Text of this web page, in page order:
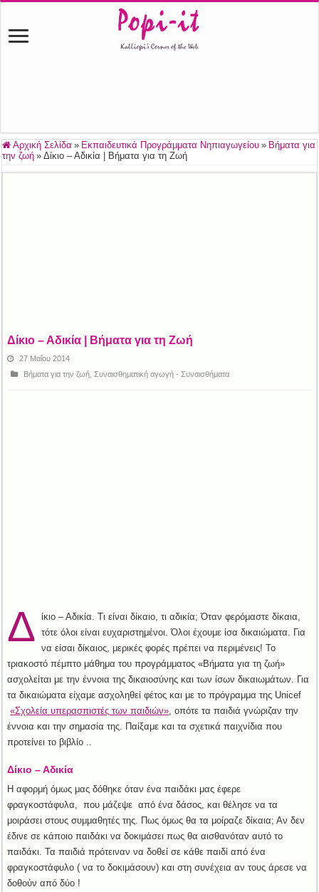
Αρχική Σελίδα » Εκπαιδευτικά Προγράμματα Νηπιαγωγείου » Βήματα για
την ζωή » Δίκιο – Αδικία | Βήματα για τη Ζωή
Δίκιο – Αδικία | Βήματα για τη Ζωή
27 Μαΐου 2014
Βήματα για την ζωή ,Συναισθηματική αγωγή - Συναισθήματα
Δ
ίκιο – Αδικία. Τι είναι δίκαιο, τι αδικία; Όταν φερόμαστε δίκαια,
τότε όλοι είναι ευχαριστημένοι. Όλοι έχουμε ίσα δικαιώματα. Για
να είσαι δίκαιος, μερικές φορές πρέπει να περιμένεις! Το
τριακοστό πέμπτο μάθημα του προγράμματος «Βήματα για τη ζωή»
ασχολείται με την έννοια της δικαιοσύνης και των ίσων δικαιωμάτων. Για
τα δικαιώματα είχαμε ασχοληθεί φέτος και με το πρόγραμμα της Unicef
«Σχολεία υπερασπιστές των παιδιών» , οπότε τα παιδιά γνώριζαν την
έννοια και την σημασία της. Παίξαμε και τα σχετικά παιχνίδια που
προτείνει το βιβλίο ..
Δίκιο – Αδικία
Η αφορμή όμως μας δόθηκε όταν ένα παιδάκι μας έφερε
φραγκοστάφυλα, που μάζεψε από ένα δάσος, και θέλησε να τα
μοιράσει στους συμμαθητές της. Πως όμως θα τα μοίραζε δίκαια; Αν δεν
έδινε σε κάποιο παιδάκι να δοκιμάσει πως θα αισθανόταν αυτό το
παιδάκι. Τα παιδιά πρότειναν να δοθεί σε κάθε παιδί από ένα
φραγκοστάφυλο ( να το δοκιμάσουν) και στη συνέχεια αν τους άρεσε να
δοθούν από δύο !